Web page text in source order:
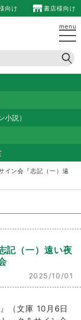
向け 書店様向け
menu
説）
イン会『志記（一）遠
記（一）遠い夜
2025/10/01
（文庫 10月6日